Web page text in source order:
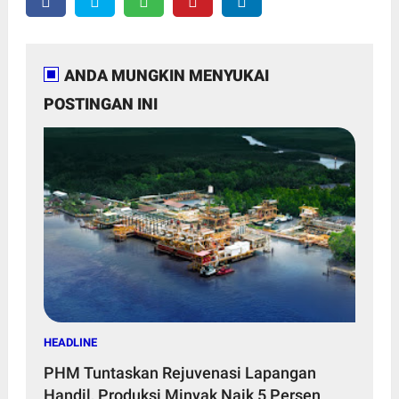
ANDA MUNGKIN MENYUKAI
POSTINGAN INI
HEADLINE
PHM Tuntaskan Rejuvenasi Lapangan
Handil, Produksi Minyak Naik 5 Persen